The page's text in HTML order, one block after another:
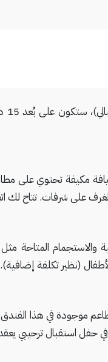
في واحدة من 8 غرفة
على شرفات. تتاح لك
والاستجمام
(نظير تكلفة
في حفل استقبال ترحيبي